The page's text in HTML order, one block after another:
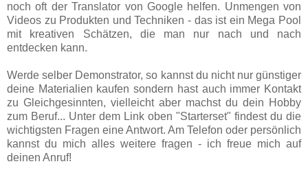
noch oft der Translator von Google helfen. Unmengen von
Videos zu Produkten und Techniken - das ist ein Mega Pool
mit kreativen Schätzen, die man nur nach und nach
entdecken kann.
Werde selber Demonstrator, so kannst du nicht nur günstiger
deine Materialien kaufen sondern hast auch immer Kontakt
zu Gleichgesinnten, vielleicht aber machst du dein Hobby
zum Beruf... Unter dem Link oben "Starterset" findest du die
wichtigsten Fragen eine Antwort. Am Telefon oder persönlich
kannst du mich alles weitere fragen - ich freue mich auf
deinen Anruf!